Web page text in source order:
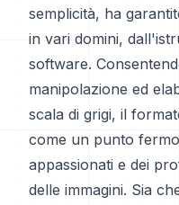
semplicità, ha
in vari domini,
software.
manipolazione ed
scala di grigi, il
come un punto
appassionati e dei
delle immagini. Sia